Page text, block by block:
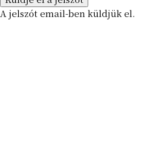
A jelszót email-ben küldjük el.